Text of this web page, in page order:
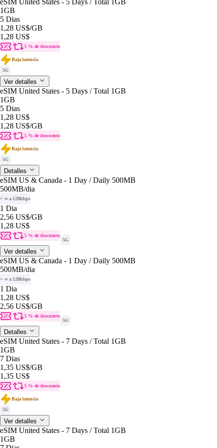
1GB
5 Dias
1,28 US$/GB
1,28 US$
5 % de descuento
Baja latencia
5G
Ver detalles
eSIM United States - 5 Days / Total 1GB
1GB
5 Dias
1,28 US$
1,28 US$/GB
5 % de descuento
Baja latencia
5G
Detalles
eSIM US & Canada - 1 Day / Daily 500MB
500MB/dia
+ ∞ a 128kbps
1 Dia
2,56 US$/GB
1,28 US$
5 % de descuento
5G
Ver detalles
eSIM US & Canada - 1 Day / Daily 500MB
500MB/dia
+ ∞ a 128kbps
1 Dia
1,28 US$
2,56 US$/GB
5 % de descuento
5G
Detalles
eSIM United States - 7 Days / Total 1GB
1GB
7 Dias
1,35 US$/GB
1,35 US$
5 % de descuento
Baja latencia
5G
Ver detalles
eSIM United States - 7 Days / Total 1GB
1GB